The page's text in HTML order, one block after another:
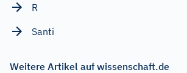
R
Santi
Weitere Artikel auf wissenschaft.de